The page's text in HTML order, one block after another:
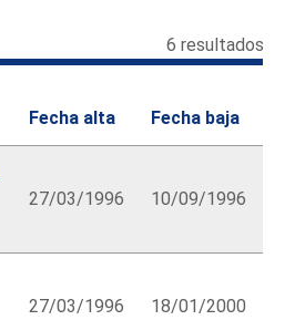
6 resultados
Fecha alta Fecha baja
27/03/1996 10/09/1996
27/03/1996 18/01/2000